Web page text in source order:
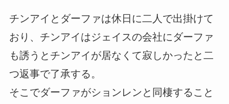
チンアイとダーファは休日に二人で出掛けて
おり、チンアイはジェイスの会社にダーファ
も誘うとチンアイが居なくて寂しかったと二
つ返事で了承する。
そこでダーファがションレンと同棲すること